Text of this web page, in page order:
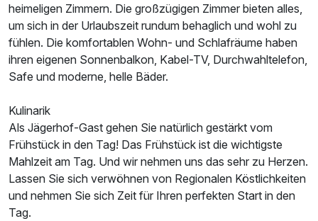
Familienzimmer
2 Erwachsene und 2 Kinder
heimeligen Zimmern. Die großzügigen Zimmer bieten alles,
um sich in der Urlaubszeit rundum behaglich und wohl zu
fühlen. Die komfortablen Wohn- und Schlafräume haben
ihren eigenen Sonnenbalkon, Kabel-TV, Durchwahltelefon,
Safe und moderne, helle Bäder.
Kulinarik
Als Jägerhof-Gast gehen Sie natürlich gestärkt vom
Frühstück in den Tag! Das Frühstück ist die wichtigste
Mahlzeit am Tag. Und wir nehmen uns das sehr zu Herzen.
Lassen Sie sich verwöhnen von Regionalen Köstlichkeiten
und nehmen Sie sich Zeit für Ihren perfekten Start in den
Tag.